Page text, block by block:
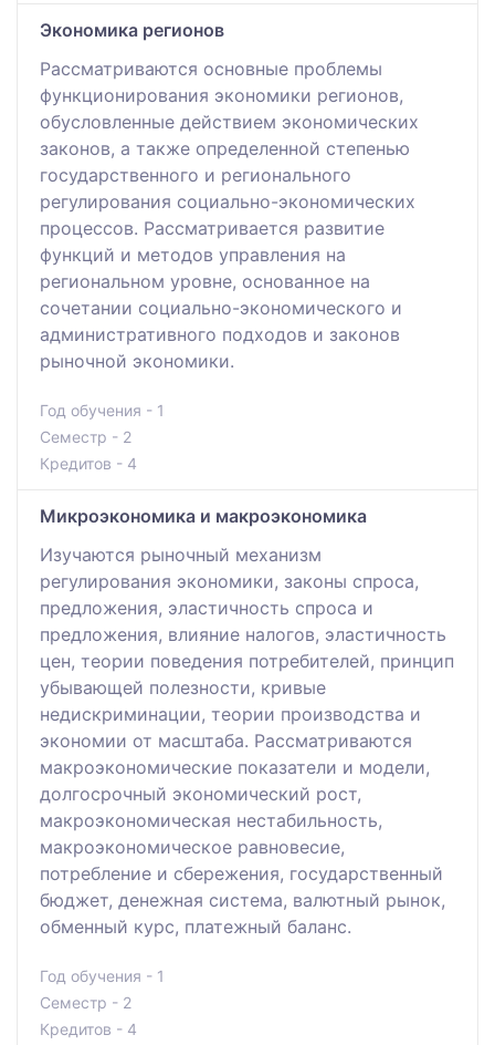
Экономика регионов
Рассматриваются основные проблемы
функционирования экономики регионов,
обусловленные действием экономических
законов, а также определенной степенью
государственного и регионального
регулирования социально-экономических
процессов. Рассматривается развитие
функций и методов управления на
региональном уровне, основанное на
сочетании социально-экономического и
административного подходов и законов
рыночной экономики.
Год обучения - 1
Семестр - 2
Кредитов - 4
Микроэкономика и макроэкономика
Изучаются рыночный механизм
регулирования экономики, законы спроса,
предложения, эластичность спроса и
предложения, влияние налогов, эластичность
цен, теории поведения потребителей, принцип
убывающей полезности, кривые
недискриминации, теории производства и
экономии от масштаба. Рассматриваются
макроэкономические показатели и модели,
долгосрочный экономический рост,
макроэкономическая нестабильность,
макроэкономическое равновесие,
потребление и сбережения, государственный
бюджет, денежная система, валютный рынок,
обменный курс, платежный баланс.
Год обучения - 1
Семестр - 2
Кредитов - 4